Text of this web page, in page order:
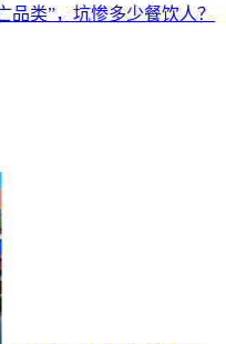
类”，坑惨多少餐饮人？